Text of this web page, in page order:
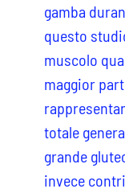
gamba
questo
muscolo
maggior
totale
grande
invece